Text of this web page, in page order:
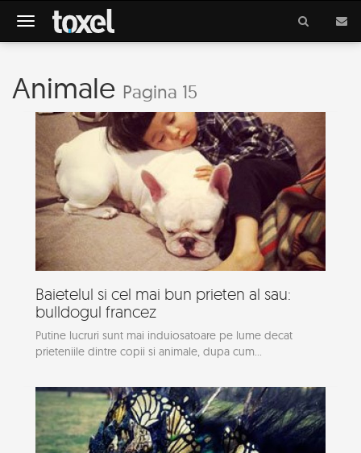
Meniu
Animale Pagina 15
Baietelul si cel mai bun prieten al sau:
bulldogul francez
Putine lucruri sunt mai induiosatoare pe lume decat
prieteniile dintre copii si animale, dupa cum...